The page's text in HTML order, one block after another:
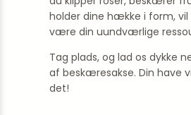
holder dine hække i form, vil
være din uundværlige
Tag plads, og lad os dykke
af beskæresakse. Din have
det!